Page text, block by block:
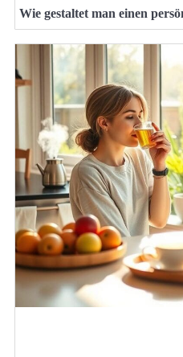
Wie gestaltet man einen